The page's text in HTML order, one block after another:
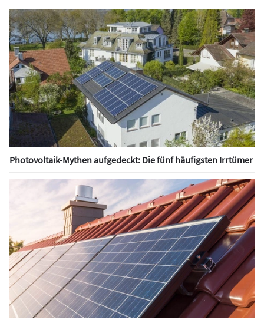
Photovoltaik-Mythen aufgedeckt: Die fünf häufigsten Irrtümer